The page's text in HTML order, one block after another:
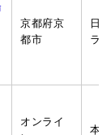
京都府京
都市
日
ラ
オンライ
本